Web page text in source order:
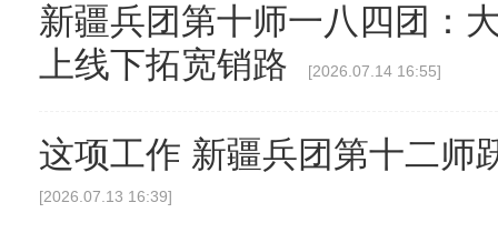
新疆兵团第十师一八四团：
上线下拓宽销路
[2026.07.14 16:55]
这项工作 新疆兵团第十二师
[2026.07.13 16:39]